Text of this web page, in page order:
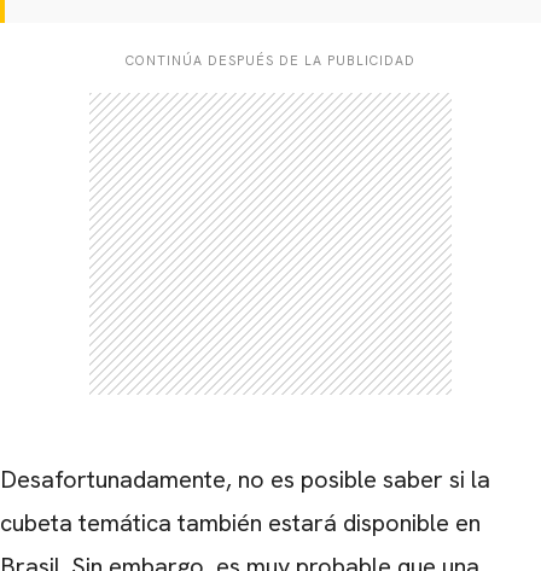
CONTINÚA DESPUÉS DE LA PUBLICIDAD
Desafortunadamente, no es posible saber si la
cubeta temática también estará disponible en